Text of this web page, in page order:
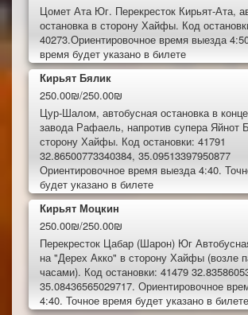
Цомет Ата Юг. Перекресток Кирьят-Ата,
остановка в сторону Хайфы. Код
40273.Ориентировочное время выезда
время будет указано в билете
Кирьят Бялик
250.00₪/250.00₪
Цур-Шалом, автобусная остановка в
завода Рафаель, напротив супера Яйнот
сторону Хайфы. Код остановки: 41791
32.86500773340384, 35.09513397950877
Ориентировочное время выезда 4:40.
будет указано в билете
Кирьят Моцкин
250.00₪/250.00₪
Перекресток Цабар (Шарон) Юг
на "Дерех Акко" в сторону Хайфы (возле
часами). Код остановки: 41479
35.08436565029717. Ориентировочное
4:40. Точное время будет указано в билете